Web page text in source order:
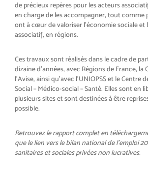
de précieux repères pour les acteurs
en charge de les accompagner, tout comme
ont à cœur de valoriser l’économie sociale et
associatif, en régions.
Ces travaux sont réalisés dans le cadre de
dizaine d’années, avec Régions de France, la
l’Avise, ainsi qu’avec l’UNIOPSS et le Centre
Social – Médico-social – Santé. Elles sont en
plusieurs sites et sont destinées à être
possible.
Retrouvez le rapport complet en
que le lien vers le bilan national de l’emploi
sanitaires et sociales privées non lucratives.